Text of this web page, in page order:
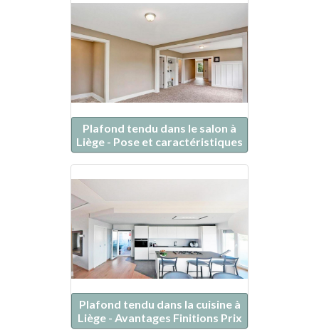
Plafond tendu dans le salon à
Liège - Pose et caractéristiques
Plafond tendu dans la cuisine à
Liège - Avantages Finitions Prix